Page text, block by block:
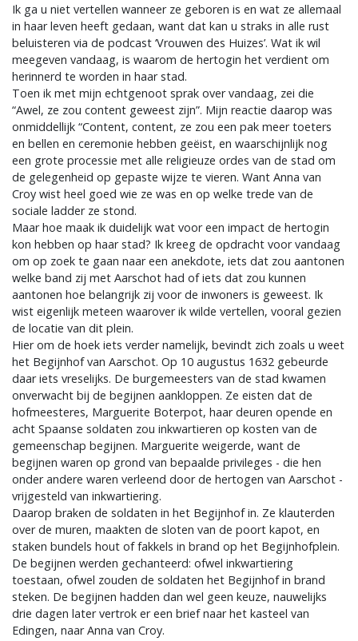
Ik ga u niet vertellen wanneer ze geboren is en wat ze allemaal
in haar leven heeft gedaan, want dat kan u straks in alle rust
beluisteren via de podcast ‘Vrouwen des Huizes’. Wat ik wil
meegeven vandaag, is waarom de hertogin het verdient om
herinnerd te worden in haar stad.
Toen ik met mijn echtgenoot sprak over vandaag, zei die
“Awel, ze zou content geweest zijn”. Mijn reactie daarop was
onmiddellijk “Content, content, ze zou een pak meer toeters
en bellen en ceremonie hebben geëist, en waarschijnlijk nog
een grote processie met alle religieuze ordes van de stad om
de gelegenheid op gepaste wijze te vieren. Want Anna van
Croy wist heel goed wie ze was en op welke trede van de
sociale ladder ze stond.
Maar hoe maak ik duidelijk wat voor een impact de hertogin
kon hebben op haar stad? Ik kreeg de opdracht voor vandaag
om op zoek te gaan naar een anekdote, iets dat zou aantonen
welke band zij met Aarschot had of iets dat zou kunnen
aantonen hoe belangrijk zij voor de inwoners is geweest. Ik
wist eigenlijk meteen waarover ik wilde vertellen, vooral gezien
de locatie van dit plein.
Hier om de hoek iets verder namelijk, bevindt zich zoals u weet
het Begijnhof van Aarschot. Op 10 augustus 1632 gebeurde
daar iets vreselijks. De burgemeesters van de stad kwamen
onverwacht bij de begijnen aankloppen. Ze eisten dat de
hofmeesteres, Marguerite Boterpot, haar deuren opende en
acht Spaanse soldaten zou inkwartieren op kosten van de
gemeenschap begijnen. Marguerite weigerde, want de
begijnen waren op grond van bepaalde privileges - die hen
onder andere waren verleend door de hertogen van Aarschot -
vrijgesteld van inkwartiering.
Daarop braken de soldaten in het Begijnhof in. Ze klauterden
over de muren, maakten de sloten van de poort kapot, en
staken bundels hout of fakkels in brand op het Begijnhofplein.
De begijnen werden gechanteerd: ofwel inkwartiering
toestaan, ofwel zouden de soldaten het Begijnhof in brand
steken. De begijnen hadden dan wel geen keuze, nauwelijks
drie dagen later vertrok er een brief naar het kasteel van
Edingen, naar Anna van Croy.